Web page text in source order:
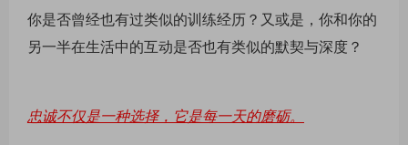
你是否曾经也有过类似的训练经历？又或是，你和你的
另一半在生活中的互动是否也有类似的默契与深度？
忠诚不仅是一种选择，它是每一天的磨砺。